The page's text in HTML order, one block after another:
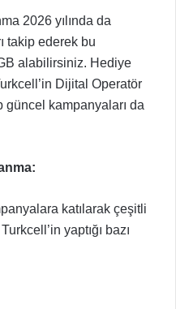
2026 yılında da
takip ederek bu
alabilirsiniz. Hediye
Dijital Operatör
güncel kampanyaları da
katılarak çeşitli
yaptığı bazı